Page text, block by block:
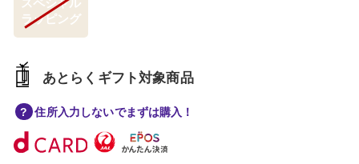
スペシャル
ラッピング
あとらくギフト対象商品
住所入力しないでまずは購入！